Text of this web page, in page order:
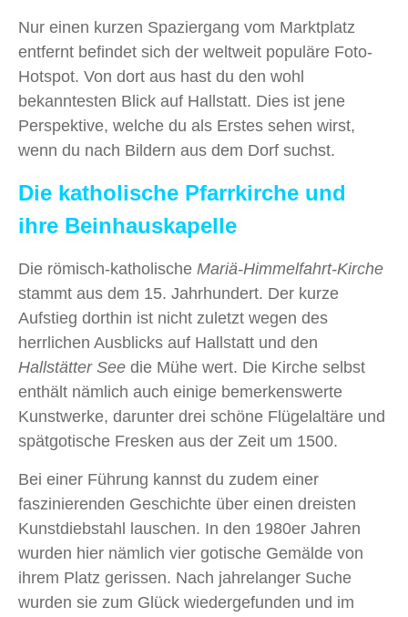
Nur einen kurzen Spaziergang vom Marktplatz
entfernt befindet sich der weltweit populäre Foto-
Hotspot. Von dort aus hast du den wohl
bekanntesten Blick auf Hallstatt. Dies ist jene
Perspektive, welche du als Erstes sehen wirst,
wenn du nach Bildern aus dem Dorf suchst.
Die katholische Pfarrkirche und
ihre Beinhauskapelle
Die römisch-katholische Mariä-Himmelfahrt-Kirche
stammt aus dem 15. Jahrhundert. Der kurze
Aufstieg dorthin ist nicht zuletzt wegen des
herrlichen Ausblicks auf Hallstatt und den
Hallstätter See die Mühe wert. Die Kirche selbst
enthält nämlich auch einige bemerkenswerte
Kunstwerke, darunter drei schöne Flügelaltäre und
spätgotische Fresken aus der Zeit um 1500.
Bei einer Führung kannst du zudem einer
faszinierenden Geschichte über einen dreisten
Kunstdiebstahl lauschen. In den 1980er Jahren
wurden hier nämlich vier gotische Gemälde von
ihrem Platz gerissen. Nach jahrelanger Suche
wurden sie zum Glück wiedergefunden und im